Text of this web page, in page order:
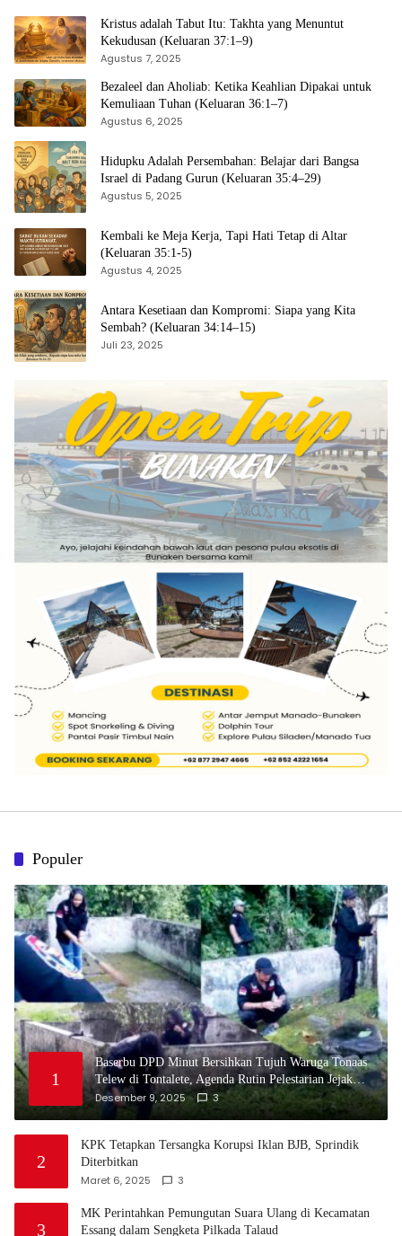
Kristus adalah Tabut Itu: Takhta yang Menuntut
Kekudusan (Keluaran 37:1–9)
Agustus 7, 2025
Bezaleel dan Aholiab: Ketika Keahlian Dipakai untuk
Kemuliaan Tuhan (Keluaran 36:1–7)
Agustus 6, 2025
Hidupku Adalah Persembahan: Belajar dari Bangsa
Israel di Padang Gurun (Keluaran 35:4–29)
Agustus 5, 2025
Kembali ke Meja Kerja, Tapi Hati Tetap di Altar
(Keluaran 35:1-5)
Agustus 4, 2025
Antara Kesetiaan dan Kompromi: Siapa yang Kita
Sembah? (Keluaran 34:14–15)
Juli 23, 2025
Populer
1
Baserbu DPD Minut Bersihkan Tujuh Waruga Tonaas
Telew di Tontalete, Agenda Rutin Pelestarian Jejak
Leluhur Minahasa
Desember 9, 2025 3
2
KPK Tetapkan Tersangka Korupsi Iklan BJB, Sprindik
Diterbitkan
Maret 6, 2025 3
3
MK Perintahkan Pemungutan Suara Ulang di Kecamatan
Essang dalam Sengketa Pilkada Talaud